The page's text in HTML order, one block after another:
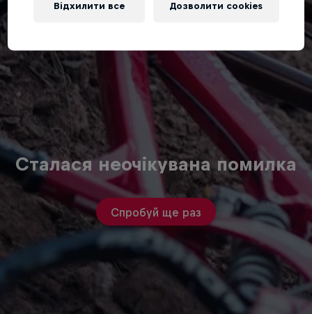
Сталася неочікувана помилка
Спробуй ще раз
Відхилити все Дозволити cookies